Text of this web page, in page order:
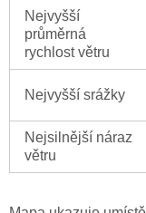
Nejvyšší
průměrná
rychlost větru
Nejvyšší srážky
Nejsilnější náraz
větru